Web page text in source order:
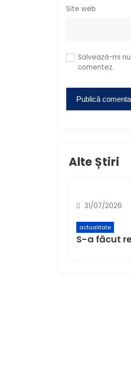
Site web
Salvează-mi
comentez.
Alte Știri
31/07/2026
actualitate